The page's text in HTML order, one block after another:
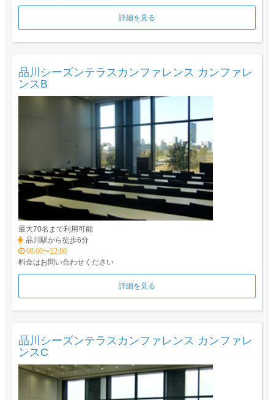
詳細を見る
品川シーズンテラスカンファレンス カンファレ
ンスB
最大70名まで利用可能
品川駅から徒歩6分
08:00〜22:00
料金はお問い合わせください
詳細を見る
品川シーズンテラスカンファレンス カンファレ
ンスC